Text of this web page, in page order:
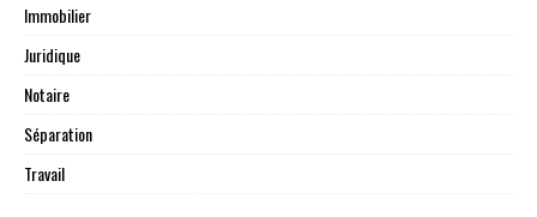
Immobilier
Juridique
Notaire
Séparation
Travail